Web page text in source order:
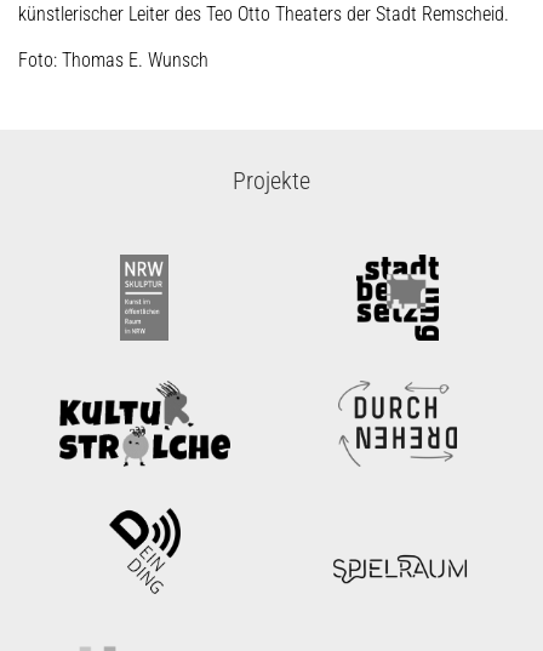
künstlerischer Leiter des Teo Otto Theaters der Stadt Remscheid.
Foto: Thomas E. Wunsch
Projekte